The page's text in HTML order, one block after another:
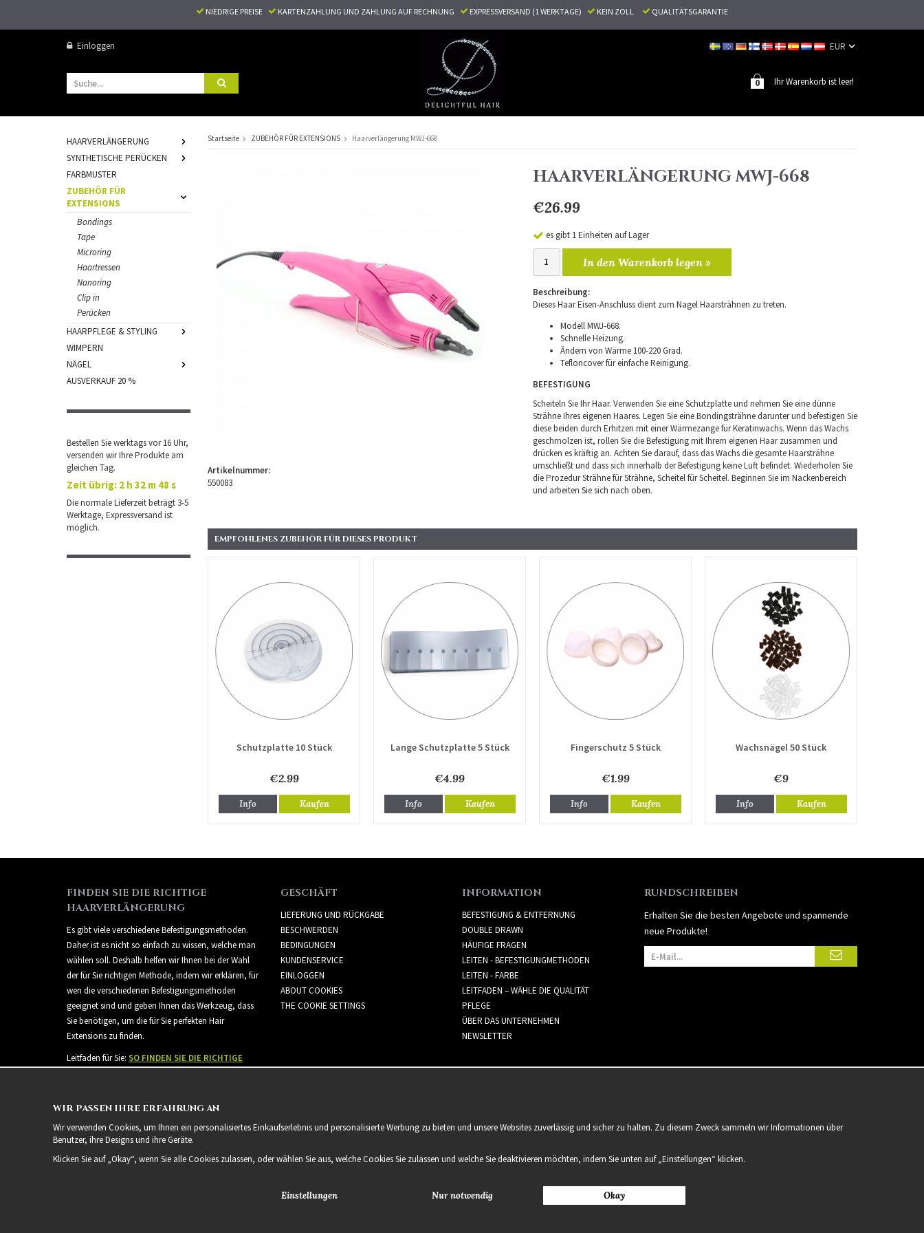
NIEDRIGE PREISE KARTENZAHLUNG UND ZAHLUNG AUF RECHNUNG EXPRESSVERSAND (1 WERKTAGE) KEIN ZOLL QUALITÄTSGARANTIE
Einloggen
Ihr Warenkorb ist leer!
0
HAARVERLÄNGERUNG
SYNTHETISCHE PERÜCKEN
FARBMUSTER
ZUBEHÖR FÜR
EXTENSIONS
Bondings
Tape
Microring
Haartressen
Nanoring
Clip in
Perücken
HAARPFLEGE & STYLING
WIMPERN
NÄGEL
AUSVERKAUF 20 %
Bestellen Sie werktags vor 16 Uhr,
versenden wir Ihre Produkte am
gleichen Tag.
Zeit übrig: 2 h 32 m 48 s
Die normale Lieferzeit beträgt 3-5
Werktage, Expressversand ist
möglich.
Startseite ZUBEHÖR FÜR EXTENSIONS Haarverlängerung MWJ-668
HAARVERLÄNGERUNG MWJ-668
€26.99
es gibt 1 Einheiten auf Lager
In den Warenkorb legen »
Beschreibung:
Dieses Haar Eisen-Anschluss dient zum Nagel Haarsträhnen zu treten.
Modell MWJ-668.
Schnelle Heizung.
Ändern von Wärme 100-220 Grad.
Tefloncover für einfache Reinigung.
BEFESTIGUNG
Scheiteln Sie Ihr Haar. Verwenden Sie eine Schutzplatte und nehmen Sie eine dünne
Strähne Ihres eigenen Haares. Legen Sie eine Bondingsträhne darunter und befestigen Sie
diese beiden durch Erhitzen mit einer Wärmezange für Keratinwachs. Wenn das Wachs
geschmolzen ist, rollen Sie die Befestigung mit Ihrem eigenen Haar zusammen und
drücken es kräftig an. Achten Sie darauf, dass das Wachs die gesamte Haarsträhne
umschließt und dass sich innerhalb der Befestigung keine Luft befindet. Wiederholen Sie
die Prozedur Strähne für Strähne, Scheitel für Scheitel. Beginnen Sie im Nackenbereich
und arbeiten Sie sich nach oben.
Artikelnummer:
550083
EMPFOHLENES ZUBEHÖR FÜR DIESES PRODUKT
Schutzplatte 10 Stück
€2.99
Info Kaufen
Lange Schutzplatte 5 Stück
€4.99
Info Kaufen
Fingerschutz 5 Stück
€1.99
Info Kaufen
Wachsnägel 50 Stück
€9
Info Kaufen
FINDEN SIE DIE RICHTIGE
HAARVERLÄNGERUNG
Es gibt viele verschiedene Befestigungsmethoden.
Daher ist es nicht so einfach zu wissen, welche man
wählen soll. Deshalb helfen wir Ihnen bei der Wahl
der für Sie richtigen Methode, indem wir erklären, für
wen die verschiedenen Befestigungsmethoden
geeignet sind und geben Ihnen das Werkzeug, dass
Sie benötigen, um die für Sie perfekten Hair
Extensions zu finden.
Leitfaden für Sie: SO FINDEN SIE DIE RICHTIGE
GESCHÄFT
LIEFERUNG UND RÜCKGABE
BESCHWERDEN
BEDINGUNGEN
KUNDENSERVICE
EINLOGGEN
ABOUT COOKIES
THE COOKIE SETTINGS
INFORMATION
BEFESTIGUNG & ENTFERNUNG
DOUBLE DRAWN
HÄUFIGE FRAGEN
LEITEN - BEFESTIGUNGMETHODEN
LEITEN - FARBE
LEITFADEN – WÄHLE DIE QUALITÄT
PFLEGE
ÜBER DAS UNTERNEHMEN
NEWSLETTER
RUNDSCHREIBEN
Erhalten Sie die besten Angebote und spannende
neue Produkte!
2021 Delightful Hair
WIR PASSEN IHRE ERFAHRUNG AN
Wir verwenden Cookies, um Ihnen ein personalisiertes Einkaufserlebnis und personalisierte Werbung zu bieten und unsere Websites zuverlässig und sicher zu halten. Zu diesem Zweck sammeln wir Informationen über
Benutzer, ihre Designs und ihre Geräte.
Klicken Sie auf „Okay“, wenn Sie alle Cookies zulassen, oder wählen Sie aus, welche Cookies Sie zulassen und welche Sie deaktivieren möchten, indem Sie unten auf „Einstellungen“ klicken.
Einstellungen Nur notwendig Okay